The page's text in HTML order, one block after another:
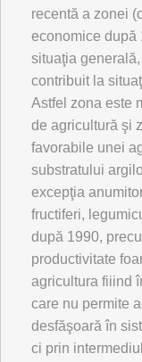
recentă a zonei
economice după
situaţia
contribuit la
Astfel zona este
de agricultură şi
favorabile unei
substratului
excepţia
fructiferi,
după 1990,
productivitate
agricultura fiiind
care nu permite
desfăşoară în
ci prin